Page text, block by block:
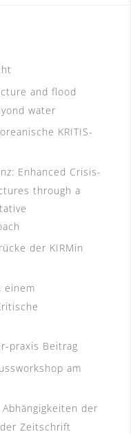
and flood
water
KRITIS-
Enhanced Crisis-
through a
der KIRMin
einem
praxis Beitrag
am
der
Zeitschrift